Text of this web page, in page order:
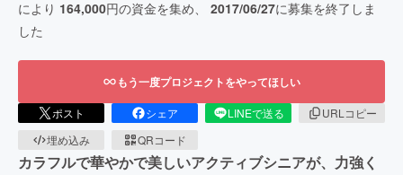
により 164,000円の資金を集め、 2017/06/27に募集を終了しま
した
もう一度プロジェクトをやってほしい
ポスト シェア LINEで送る
URLコピー
埋め込み
QRコード
カラフルで華やかで美しいアクティブシニアが、力強く